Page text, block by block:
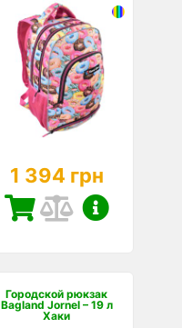
1 394 грн
Городской рюкзак
Bagland Jornel – 19 л
Хаки